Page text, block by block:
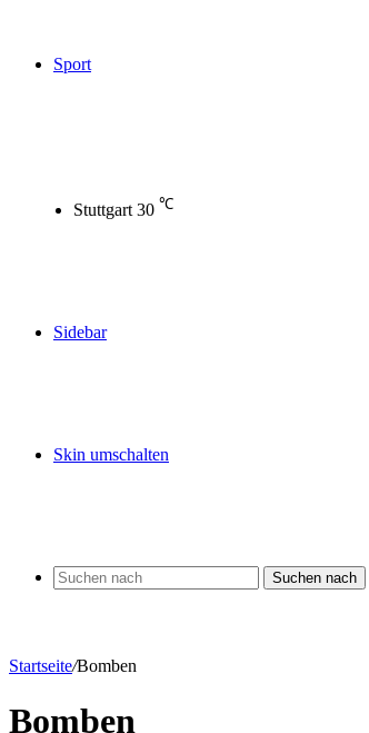
Sport
Stuttgart 30 ℃
Sidebar
Skin umschalten
Suchen nach
Startseite/Bomben
Bomben